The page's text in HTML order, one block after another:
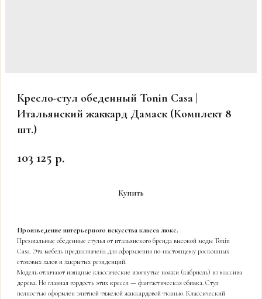
Кресло-стул обеденный Tonin Casa |
Итальянский жаккард Дамаск (Комплект 8
шт.)
103 125 р.
Купить
Произведение интерьерного искусства класса люкс.
Премиальные обеденные стулья от итальянского бренда высокой моды Tonin
Casa. Эта мебель предназначена для оформления по-настоящему роскошных
столовых залов и закрытых резиденций.
Модель отличают изящные классические изогнутые ножки (кабриоль) из массива
дерева. Но главная гордость этих кресел — фантастическая обивка. Стул
полностью оформлен элитной тяжелой жаккардовой тканью. Классический